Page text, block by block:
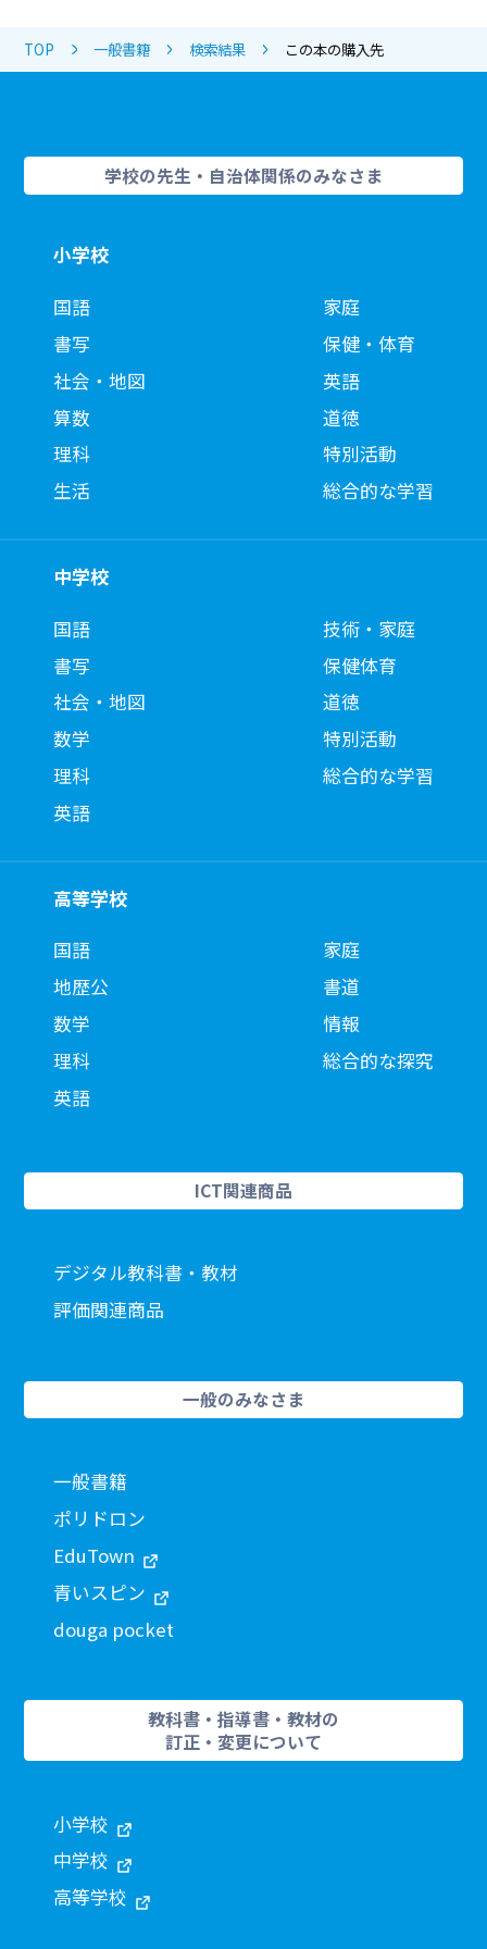
TOP 一般書籍 検索結果 この本の購入先
学校の先生・自治体関係のみなさま
小学校
国語
書写
社会・地図
算数
理科
生活
家庭
保健・体育
英語
道徳
特別活動
総合的な学習
中学校
国語
書写
社会・地図
数学
理科
英語
技術・家庭
保健体育
道徳
特別活動
総合的な学習
高等学校
国語
地歴公
数学
理科
英語
家庭
書道
情報
総合的な探究
ICT関連商品
デジタル教科書・教材
評価関連商品
一般のみなさま
一般書籍
ポリドロン
EduTown
青いスピン
douga pocket
教科書・指導書・教材の
訂正・変更について
小学校
中学校
高等学校